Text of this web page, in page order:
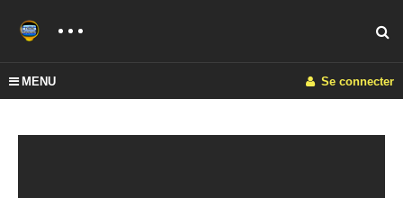
MENU Se connecter